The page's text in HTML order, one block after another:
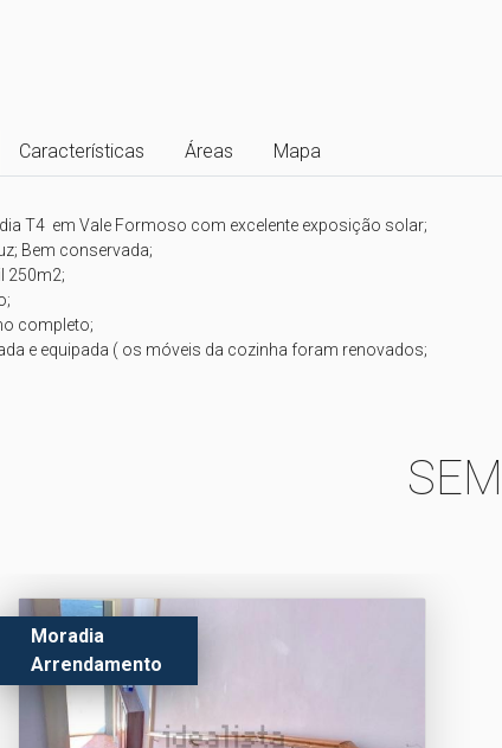
Características Áreas Mapa
T4  em Vale Formoso com excelente exposição solar;
Moradia
Arrendamento